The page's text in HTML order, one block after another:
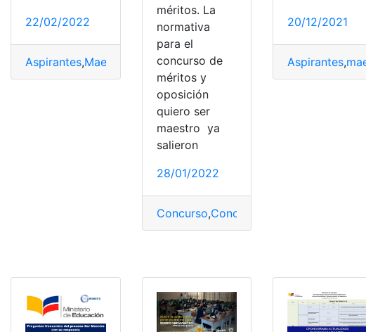
22/02/2022
Aspirantes,Maestros maestros ejemplares Ministerio de
méritos. La
normativa
para el
concurso de
méritos y
oposición
quiero ser
maestro ya
salieron
28/01/2022
Concurso,Concurso de méritos
20/12/2021
Aspirantes,